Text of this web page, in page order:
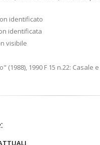
identificato
identificata
visibile
(1988), 1990 F 15 n.22: Casale